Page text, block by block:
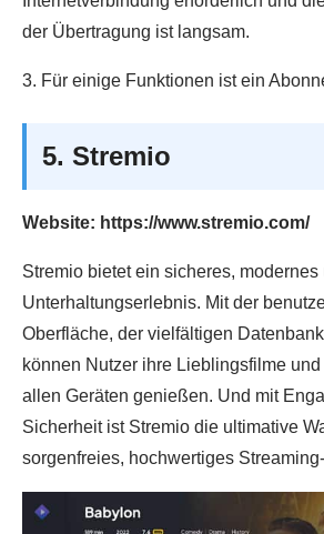
der Übertragung ist langsam.
3. Für einige Funktionen ist ein
5. Stremio
Website: https://www.stremio.com/
Stremio bietet ein sicheres,
Unterhaltungserlebnis. Mit der
Oberfläche, der vielfältigen
können Nutzer ihre Lieblingsfilme
allen Geräten genießen. Und mit
Sicherheit ist Stremio die ultimative
sorgenfreies, hochwertiges